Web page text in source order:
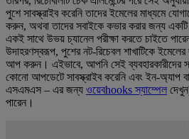
পুশে সাবস্ক্রাইব করেনি তাদের ইমেলের মাধ্যমে
করুন, অথবা তাদের সবাইকে কভার করার জন্য
একই সাথে উভয় চ্যানেল পরীক্ষা করতে চাইতে
উদাহরণস্বরূপ, পুশের নট-রিচেবল শাখাটিকে
আপ করুন। এইভাবে, আপনি সেই ব্যবহারকারীদের
কোনো আপডেটে সাবস্ক্রাইব করেনি এবং ইন-অ্যাপ
এসএমএস – এর জন্য ওয়েবhooks স্যাম্পেল
পারেন।